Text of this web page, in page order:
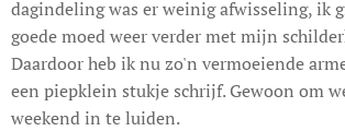
dagindeling was er weinig afwisseling, ik
goede moed weer verder met mijn
Daardoor heb ik nu zo'n vermoeiende
een piepklein stukje schrijf. Gewoon om
weekend in te luiden.